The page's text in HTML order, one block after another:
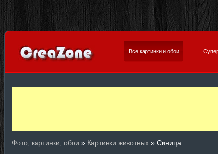
Все картинки и обои
Фото, картинки, обои » Картинки животных » Синица